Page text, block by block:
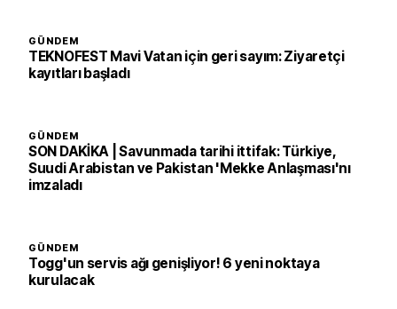
GÜNDEM
TEKNOFEST Mavi Vatan için geri sayım: Ziyaretçi
kayıtları başladı
GÜNDEM
SON DAKİKA | Savunmada tarihi ittifak: Türkiye,
Suudi Arabistan ve Pakistan 'Mekke Anlaşması'nı
imzaladı
GÜNDEM
Togg'un servis ağı genişliyor! 6 yeni noktaya
kurulacak